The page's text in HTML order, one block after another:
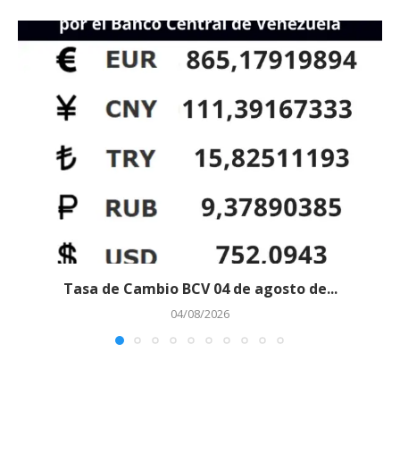
Tasa de Cambio BCV 04 de agosto de...
04/08/2026